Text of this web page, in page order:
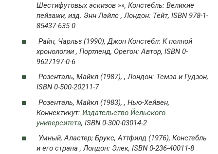
Шестифутовых эскизов »», Констебль: Великие
пейзажи, изд. Энн Лайлс , Лондон: Тейт, ISBN 978-1-
85437-635-0
Райн, Чарльз (1990), Джон Констебл: К полной
хронологии , Портленд, Орегон: Автор, ISBN 0-
9627197-0-6
Розенталь, Майкл (1987), , Лондон: Темза и Гудзон,
ISBN 0-500-20211-7
Розенталь, Майкл (1983), , Нью-Хейвен,
Коннектикут: Издательство Йельского
университета, ISBN 0-300-03014-2
Умный, Аластер; Брукс, Аттфилд (1976), Констебль
и его страна , Лондон: Элек, ISBN 0-236-40011-8